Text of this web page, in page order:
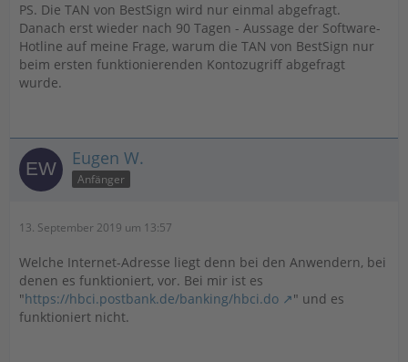
PS. Die TAN von BestSign wird nur einmal abgefragt.
Danach erst wieder nach 90 Tagen - Aussage der Software-
Hotline auf meine Frage, warum die TAN von BestSign nur
beim ersten funktionierenden Kontozugriff abgefragt
wurde.
Eugen W.
Anfänger
13. September 2019 um 13:57
Welche Internet-Adresse liegt denn bei den Anwendern, bei
denen es funktioniert, vor. Bei mir ist es
"https://hbci.postbank.de/banking/hbci.do
" und es
funktioniert nicht.